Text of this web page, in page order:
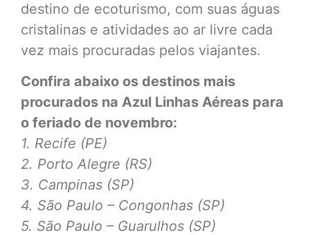
destino de ecoturismo, com suas águas
cristalinas e atividades ao ar livre cada
vez mais procuradas pelos viajantes.
Confira abaixo os destinos mais
procurados na Azul Linhas Aéreas para
o feriado de novembro:
1. Recife (PE)
2. Porto Alegre (RS)
3. Campinas (SP)
4. São Paulo – Congonhas (SP)
5. São Paulo – Guarulhos (SP)